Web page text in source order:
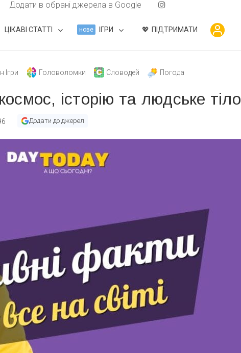
Додати в обрані джерела в Google
ЦІКАВІ СТАТТІ нове ІГРИ ПІДТРИМАТИ
Ігри Головоломки Словодей Погода
історію та людське тіло
Додати до джерел